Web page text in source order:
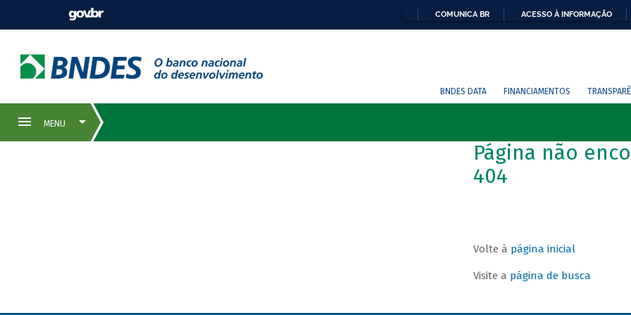
COMUNICA BR ACESSO À INFORMAÇÃO
BNDES DATA FINANCIAMENTOS
Página não
404
Volte à página inicial
Visite a página de busca